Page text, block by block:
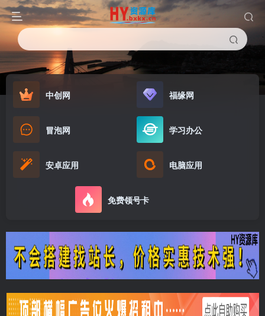
中创网 福缘网
冒泡网 学习办公
安卓应用 电脑应用
免费领号卡